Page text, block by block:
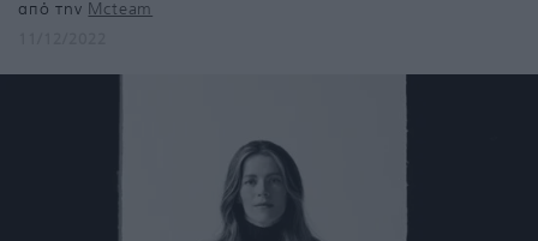
από την Mcteam